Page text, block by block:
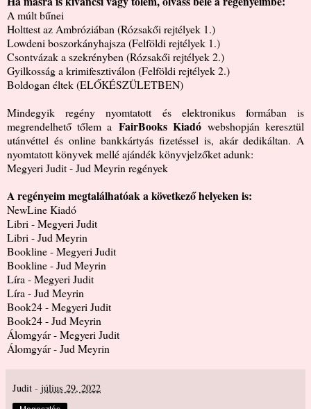
A múlt bűnei
Holttest az Ambróziában (Rózsakői rejtélyek 1.)
Lowdeni boszorkányhajsza (Felföldi rejtélyek 1.)
Csontvázak a szekrényben (Rózsakői rejtélyek 2.)
Gyilkosság a krimifesztiválon (Felföldi rejtélyek 2.)
Boldogan éltek (ELŐKÉSZÜLETBEN)
Mindegyik regény nyomtatott és elektronikus formában is
megrendelhető tőlem a FairBooks Kiadówebshopján keresztül
utánvéttel és online bankkártyás fizetéssel is, akár dedikáltan. A
nyomtatott könyvek mellé ajándék könyvjelzőket adunk:
Megyeri Judit - Jud Meyrin regények
A regényeim megtalálhatóak a következő helyeken is:
NewLine Kiadó
Libri - Megyeri Judit
Libri - Jud Meyrin
Bookline - Megyeri Judit
Bookline - Jud Meyrin
Líra - Megyeri Judit
Líra - Jud Meyrin
Book24 - Megyeri Judit
Book24 - Jud Meyrin
Álomgyár - Megyeri Judit
Álomgyár - Jud Meyrin
Judit - július 29, 2022